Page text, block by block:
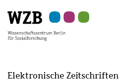
Hauptinhalt
springen
Navigation
springen
Suche
springen
Sekundärnavigation
springen
Fußzeile
springen
Elektronische Zeitschriften